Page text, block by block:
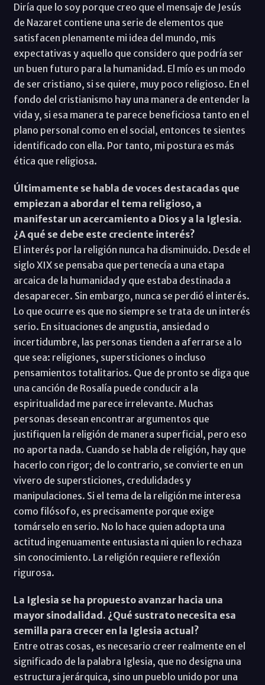
Diría que lo soy porque creo que el mensaje de Jesús
de Nazaret contiene una serie de elementos que
satisfacen plenamente mi idea del mundo, mis
expectativas y aquello que considero que podría ser
un buen futuro para la humanidad. El mío es un modo
de ser cristiano, si se quiere, muy poco religioso. En el
fondo del cristianismo hay una manera de entender la
vida y, si esa manera te parece beneficiosa tanto en el
plano personal como en el social, entonces te sientes
identificado con ella. Por tanto, mi postura es más
ética que religiosa.
Últimamente se habla de voces destacadas que
empiezan a abordar el tema religioso, a
manifestar un acercamiento a Dios y a la Iglesia.
¿A qué se debe este creciente interés?
El interés por la religión nunca ha disminuido. Desde el
siglo XIX se pensaba que pertenecía a una etapa
arcaica de la humanidad y que estaba destinada a
desaparecer. Sin embargo, nunca se perdió el interés.
Lo que ocurre es que no siempre se trata de un interés
serio. En situaciones de angustia, ansiedad o
incertidumbre, las personas tienden a aferrarse a lo
que sea: religiones, supersticiones o incluso
pensamientos totalitarios. Que de pronto se diga que
una canción de Rosalía puede conducir a la
espiritualidad me parece irrelevante. Muchas
personas desean encontrar argumentos que
justifiquen la religión de manera superficial, pero eso
no aporta nada. Cuando se habla de religión, hay que
hacerlo con rigor; de lo contrario, se convierte en un
vivero de supersticiones, credulidades y
manipulaciones. Si el tema de la religión me interesa
como filósofo, es precisamente porque exige
tomárselo en serio. No lo hace quien adopta una
actitud ingenuamente entusiasta ni quien lo rechaza
sin conocimiento. La religión requiere reflexión
rigurosa.
La Iglesia se ha propuesto avanzar hacia una
mayor sinodalidad. ¿Qué sustrato necesita esa
semilla para crecer en la Iglesia actual?
Entre otras cosas, es necesario creer realmente en el
significado de la palabra Iglesia, que no designa una
estructura jerárquica, sino un pueblo unido por una